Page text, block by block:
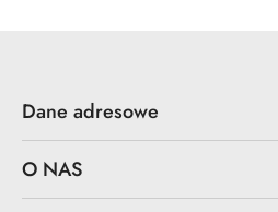
Dane adresowe
O NAS